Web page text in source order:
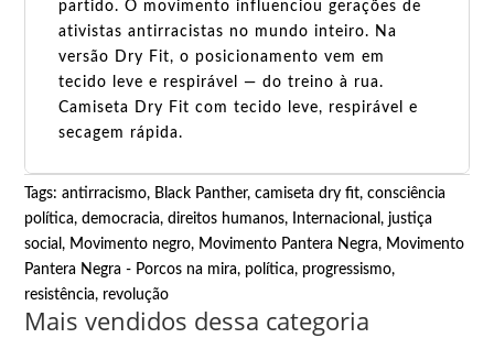
partido. O movimento influenciou gerações de
ativistas antirracistas no mundo inteiro. Na
versão Dry Fit, o posicionamento vem em
tecido leve e respirável — do treino à rua.
Camiseta Dry Fit com tecido leve, respirável e
secagem rápida.
Tags:antirracismo, Black Panther,camiseta dry fit,consciência
política,democracia,direitos humanos, Internacional,justiça
social, Movimento negro, Movimento Pantera Negra, Movimento
Pantera Negra - Porcos na mira, política, progressismo,
resistência, revolução
Mais vendidos dessa categoria